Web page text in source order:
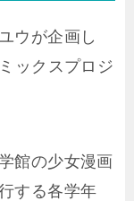
ウが企画し
ックスプロジ
館の少女漫画
する各学年